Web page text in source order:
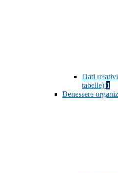
Dati
tabelle) 1
Benessere